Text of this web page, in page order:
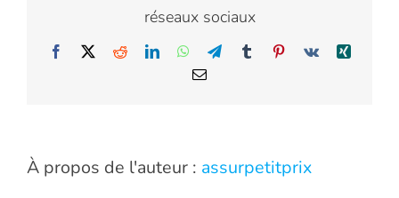
réseaux sociaux
Facebook
X RedditLinkedInWhatsApp
TelegramTumblrPinterest
Vk
Xing
Email
À propos de l'auteur : assurpetitprix